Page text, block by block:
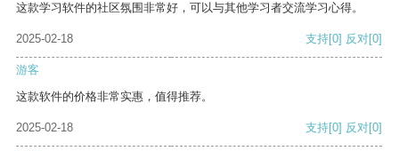
这款学习软件的社区氛围非常好，可以与其他学习者交流学习心得。
2025-02-18 支持[0] 反对[0]
游客
这款软件的价格非常实惠，值得推荐。
2025-02-18 支持[0] 反对[0]